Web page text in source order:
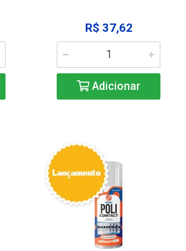
R$ 37,62
Adicionar